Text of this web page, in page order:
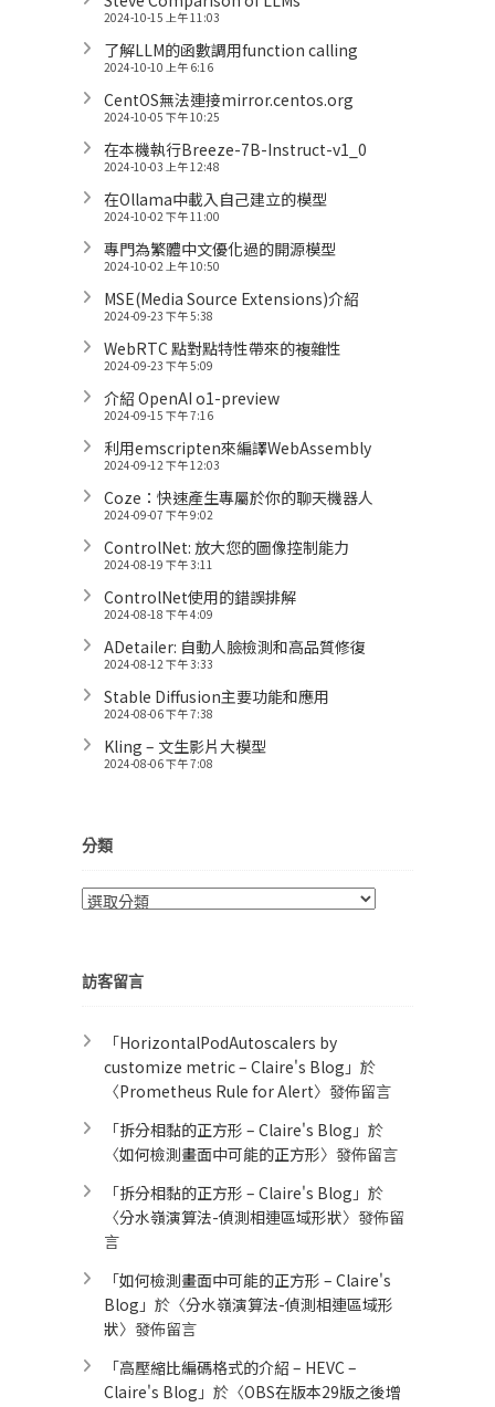
2024-10-15 上午 11:03
了解LLM的函數調用function calling
2024-10-10 上午 6:16
CentOS無法連接mirror.centos.org
2024-10-05 下午 10:25
在本機執行Breeze-7B-Instruct-v1_0
2024-10-03 上午 12:48
在Ollama中載入自己建立的模型
2024-10-02 下午 11:00
專門為繁體中文優化過的開源模型
2024-10-02 上午 10:50
MSE(Media Source Extensions)介紹
2024-09-23 下午 5:38
WebRTC 點對點特性帶來的複雜性
2024-09-23 下午 5:09
介紹 OpenAI o1-preview
2024-09-15 下午 7:16
利用emscripten來編譯WebAssembly
2024-09-12 下午 12:03
Coze：快速產生專屬於你的聊天機器人
2024-09-07 下午 9:02
ControlNet: 放大您的圖像控制能力
2024-08-19 下午 3:11
ControlNet使用的錯誤排解
2024-08-18 下午 4:09
ADetailer: 自動人臉檢測和高品質修復
2024-08-12 下午 3:33
Stable Diffusion主要功能和應用
2024-08-06 下午 7:38
Kling – 文生影片大模型
2024-08-06 下午 7:08
分類
分
訪客留言
「HorizontalPodAutoscalers by
customize metric – Claire's Blog 」於
〈Prometheus Rule for Alert​〉發佈留言
「拆分相黏的正方形 – Claire's Blog 」於
〈如何檢測畫面中可能的正方形〉發佈留言
「拆分相黏的正方形 – Claire's Blog 」於
〈分水嶺演算法-偵測相連區域形狀〉發佈留
言
「如何檢測畫面中可能的正方形 – Claire's
Blog 」於〈分水嶺演算法-偵測相連區域形
狀〉發佈留言
「高壓縮比編碼格式的介紹 – HEVC –
Claire's Blog 」於〈OBS在版本29版之後增